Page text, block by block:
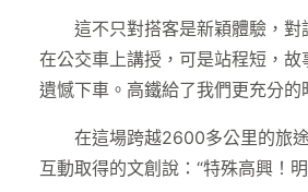
這不只對搭客是新穎體驗，對
在公交車上講授，可是站程短，
遺憾下車。高鐵給了我們更充分
在這場跨越2600多公里的旅
互動取得的文創說：“特殊高興！